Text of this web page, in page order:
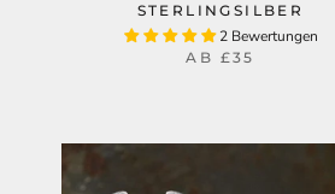
STERLINGSILBER
2 Bewertungen
AB £35